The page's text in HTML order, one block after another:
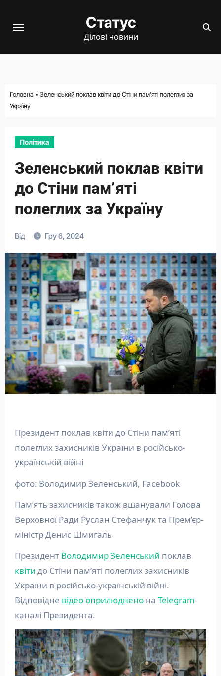
Статус
Ділові новини
Головна » Зеленський поклав квіти до Стіни пам’яті полеглих за
Україну
Політика
Зеленський поклав квіти
до Стіни пам’яті
полеглих за Україну
Від Гру 6, 2024
Президент поклав квіти до Стіни пам’яті
полеглих захисників України в російсько-
українській війні
фото: Володимир Зеленський, Facebook
Пам’ять захисників також вшанували Голова
Верховної Ради Руслан Стефанчук та Прем’єр-
міністр Денис Шмигаль
Президент Володимир Зеленський поклав
квіти до Стіни пам’яті полеглих захисників
України в російсько-українській війні.
Відповідне відео оприлюдненона Telegram-
каналі Президента.